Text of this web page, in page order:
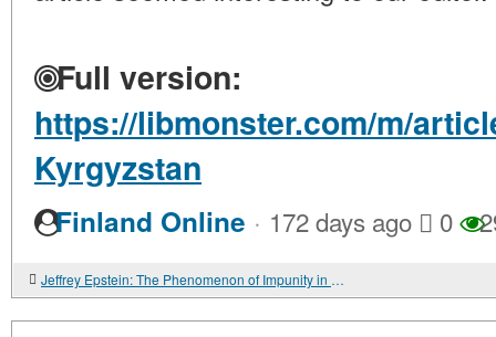
Full version:
https://libmonster.com/m/
Kyrgyzstan
Finland Online · 172 days ago 0
Jeffrey Epstein: The Phenomenon of Impunity in the Context of the American Judicial System